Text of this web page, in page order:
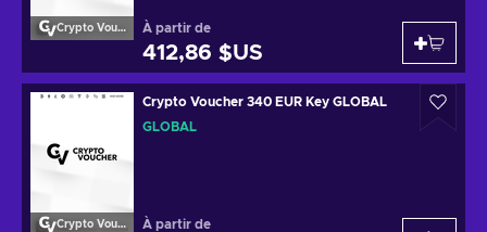
Crypto Voucher À partir de
412,86 $US
Crypto Voucher
Crypto Voucher 340 EUR Key GLOBAL
GLOBAL
À partir de